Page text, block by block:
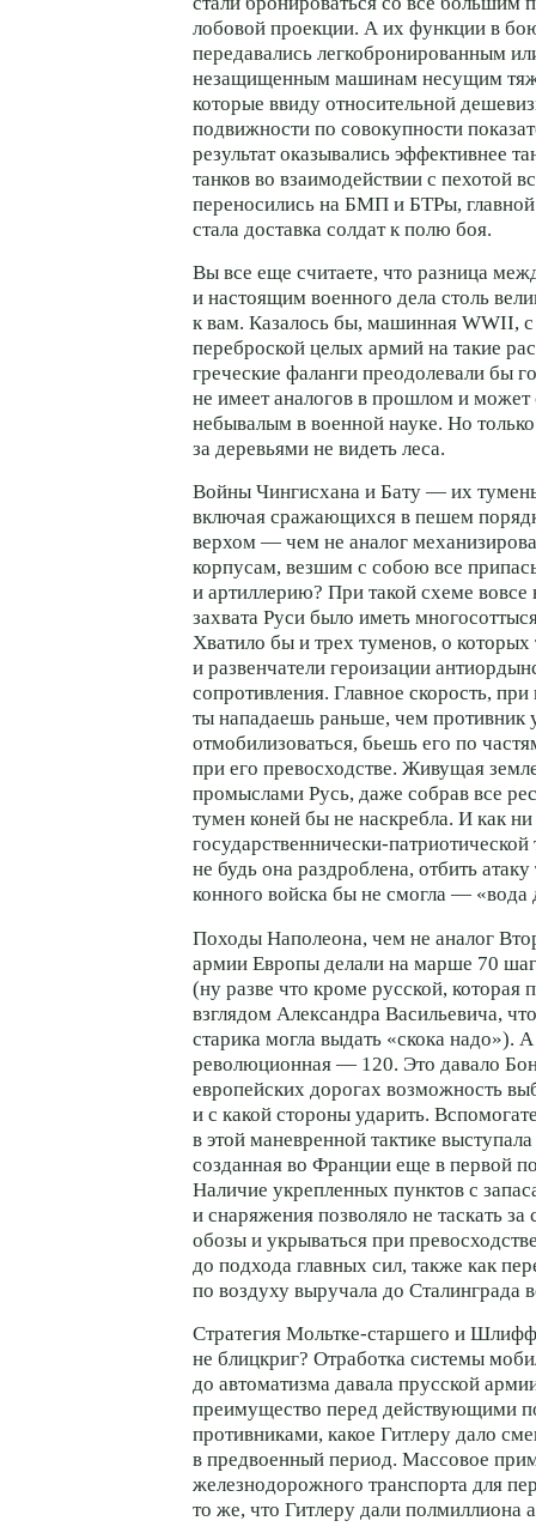
лобовой проекции. А их функции в
передавались легкобронированным
незащищенным машинам несущим
которые ввиду относительной
подвижности по совокупности
результат оказывались эффективнее
танков во взаимодействии с пехотой
переносились на БМП и БТРы,
стала доставка солдат к полю боя.
Вы все еще считаете, что разница
и настоящим военного дела столь
к вам. Казалось бы, машинная WWII, с
переброской целых армий на такие
греческие фаланги преодолевали бы
не имеет аналогов в прошлом и может
небывалым в военной науке. Но
за деревьями не видеть леса.
Войны Чингисхана и Бату — их
включая сражающихся в пешем
верхом — чем не аналог
корпусам, везшим с собою все
и артиллерию? При такой схеме вовсе
захвата Руси было иметь
Хватило бы и трех туменов, о которых
и развенчатели героизации
сопротивления. Главное скорость, при
ты нападаешь раньше, чем противник
отмобилизоваться, бьешь его по
при его превосходстве. Живущая
промыслами Русь, даже собрав все
тумен коней бы не наскребла. И как
государственнически-патриотической
не будь она раздроблена, отбить
конного войска бы не смогла — «вода
Походы Наполеона, чем не аналог
армии Европы делали на марше 70
(ну разве что кроме русской, которая
взглядом Александра Васильевича,
старика могла выдать «скока надо»).
революционная — 120. Это давало
европейских дорогах возможность
и с какой стороны ударить.
в этой маневренной тактике
созданная во Франции еще в первой
Наличие укрепленных пунктов с
и снаряжения позволяло не таскать
обозы и укрываться при
до подхода главных сил, также как
по воздуху выручала до Сталинграда
Стратегия Мольтке-старшего и
не блицкриг? Отработка системы
до автоматизма давала прусской
преимущество перед действующими
противниками, какое Гитлеру дало
в предвоенный период. Массовое
железнодорожного транспорта для
то же, что Гитлеру дали полмиллиона